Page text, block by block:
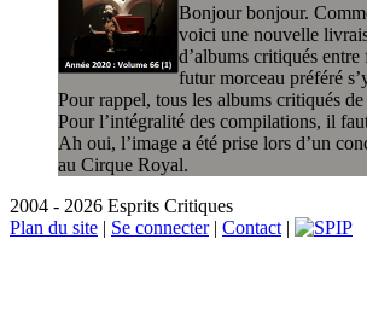
Bonjour bonjour.
voici une nouvelle
d’albums critiqués
futur morceau préféré
Pour rappel, tous les albums critiqués
Pour l’intégralité des compilations, il
Ah oui, l’image a été prise lors d’un
au Cirque Royal.
2004 - 2026 Esprits Critiques
Plan du site | Se connecter| Contact |